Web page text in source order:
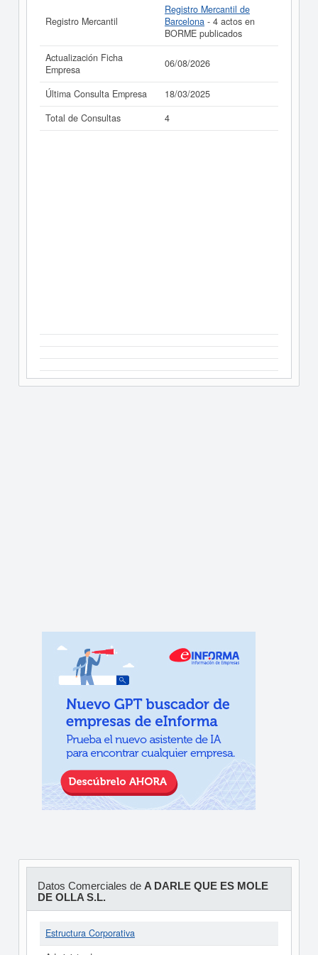
Registro Mercantil
Registro Mercantil de
Barcelona - 4 actos en
BORME publicados
Actualización Ficha
Empresa
06/08/2026
Última Consulta Empresa
18/03/2025
Total de Consultas
4
Datos Comerciales de A DARLE QUE ES MOLE
DE OLLA S.L.
Estructura Corporativa